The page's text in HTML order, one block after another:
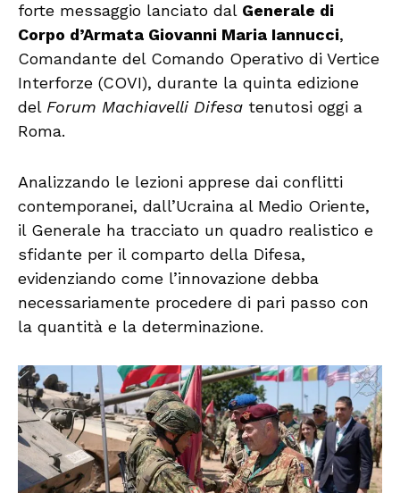
forte messaggio lanciato dal Generale di
Corpo d’Armata Giovanni Maria Iannucci,
Comandante del Comando Operativo di Vertice
Interforze (COVI), durante la quinta edizione
del Forum Machiavelli Difesa tenutosi oggi a
Roma.
Analizzando le lezioni apprese dai conflitti
contemporanei, dall’Ucraina al Medio Oriente,
il Generale ha tracciato un quadro realistico e
sfidante per il comparto della Difesa,
evidenziando come l’innovazione debba
necessariamente procedere di pari passo con
la quantità e la determinazione.